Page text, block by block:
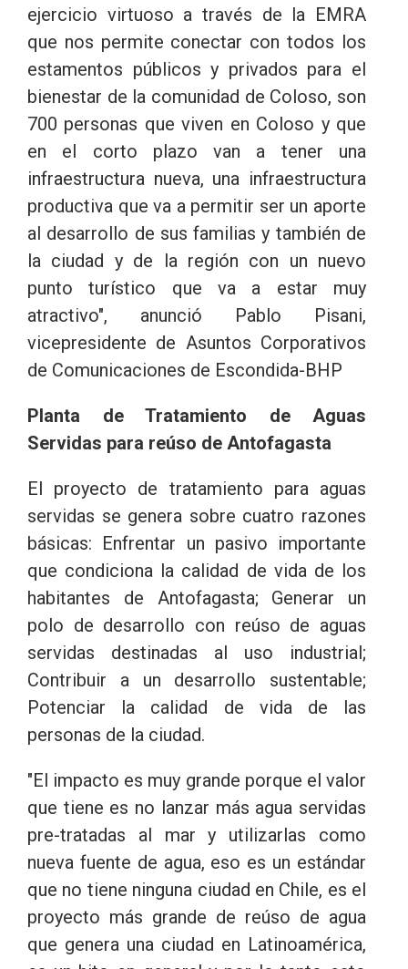
ejercicio virtuoso a través de la EMRA
que nos permite conectar con todos los
estamentos públicos y privados para el
bienestar de la comunidad de Coloso, son
700 personas que viven en Coloso y que
en el corto plazo van a tener una
infraestructura nueva, una infraestructura
productiva que va a permitir ser un aporte
al desarrollo de sus familias y también de
la ciudad y de la región con un nuevo
punto turístico que va a estar muy
atractivo", anunció Pablo Pisani,
vicepresidente de Asuntos Corporativos
de Comunicaciones de Escondida-BHP
Planta de Tratamiento de Aguas
Servidas para reúso de Antofagasta
El proyecto de tratamiento para aguas
servidas se genera sobre cuatro razones
básicas: Enfrentar un pasivo importante
que condiciona la calidad de vida de los
habitantes de Antofagasta; Generar un
polo de desarrollo con reúso de aguas
servidas destinadas al uso industrial;
Contribuir a un desarrollo sustentable;
Potenciar la calidad de vida de las
personas de la ciudad.
"El impacto es muy grande porque el valor
que tiene es no lanzar más agua servidas
pre-tratadas al mar y utilizarlas como
nueva fuente de agua, eso es un estándar
que no tiene ninguna ciudad en Chile, es el
proyecto más grande de reúso de agua
que genera una ciudad en Latinoamérica,